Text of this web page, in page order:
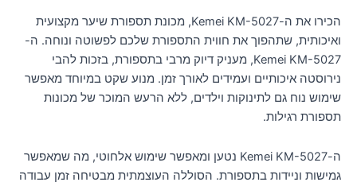
הכירו את ה-Kemei KM-5027, מכונת תספורת שיער מקצועית
ואיכותית, שתהפוך את חווית התספורת שלכם לפשוטה ונוחה. ה-
Kemei KM-5027, מעניק דיוק מרבי בתספורת, בזכות להבי
נירוסטה איכותיים ועמידים לאורך זמן. מנוע שקט במיוחד מאפשר
שימוש נוח גם לתינוקות וילדים, ללא הרעש המוכר של מכונות
תספורת רגילות.
ה-Kemei KM-5027 נטען ומאפשר שימוש אלחוטי, מה שמאפשר
גמישות וניידות בתספורת. הסוללה העוצמתית מבטיחה זמן עבודה